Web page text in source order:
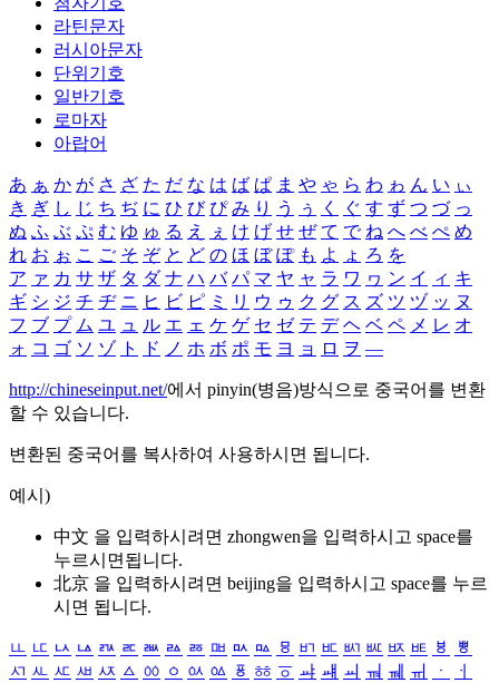
라틴문자
러시아문자
단위기호
일반기호
로마자
아랍어
あ ぁ か が さ ざ た だ な は ば ぱ ま や ゃ ら わ ゎ ん い ぃ
き ぎ し じ ち ぢ に ひ び ぴ み り う ぅ く ぐ す ず つ づ っ
ぬ ふ ぶ ぷ む ゆ ゅ る え ぇ け げ せ ぜ て で ね へ べ ぺ め
れ お ぉ こ ご そ ぞ と ど の ほ ぼ ぽ も よ ょ ろ を
ア ァ カ サ ザ タ ダ ナ ハ バ パ マ ヤ ャ ラ ワ ヮ ン イ ィ キ
ギ シ ジ チ ヂ ニ ヒ ビ ピ ミ リ ウ ゥ ク グ ス ズ ツ ヅ ッ ヌ
フ ブ プ ム ユ ュ ル エ ェ ケ ゲ セ ゼ テ デ ヘ ベ ペ メ レ オ
ォ コ ゴ ソ ゾ ト ド ノ ホ ボ ポ モ ヨ ョ ロ ヲ ―
http://chineseinput.net/에서 pinyin(병음)방식으로 중국어를 변환
할 수 있습니다.
변환된 중국어를 복사하여 사용하시면 됩니다.
예시)
中文 을 입력하시려면 zhongwen을 입력하시고 space를
누르시면됩니다.
北京 을 입력하시려면 beijing을 입력하시고 space를 누르
시면 됩니다.
ㅥ ㅦ ㅧ ㅨ ㅩ ㅪ ㅫ ㅬ ㅭ ㅮ ㅯ ㅰ ㅱ ㅲ ㅳ ㅴ ㅵ ㅶ ㅷ ㅸ
ㅹ
ㅺ ㅻ ㅼ ㅽ ㅾ ㅿ ㆀ ㆁ ㆂ ㆃ ㆄ ㆅ ㆆ ㆇ ㆈ ㆉ ㆊ ㆋ ㆌ ㆍ
ㆎ